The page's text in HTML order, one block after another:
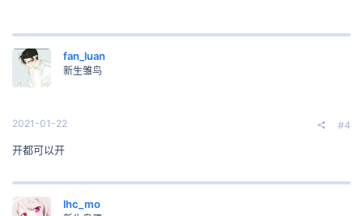
fan_luan
新生雏鸟
2021-01-22 #4
开都可以开
lhc_mo